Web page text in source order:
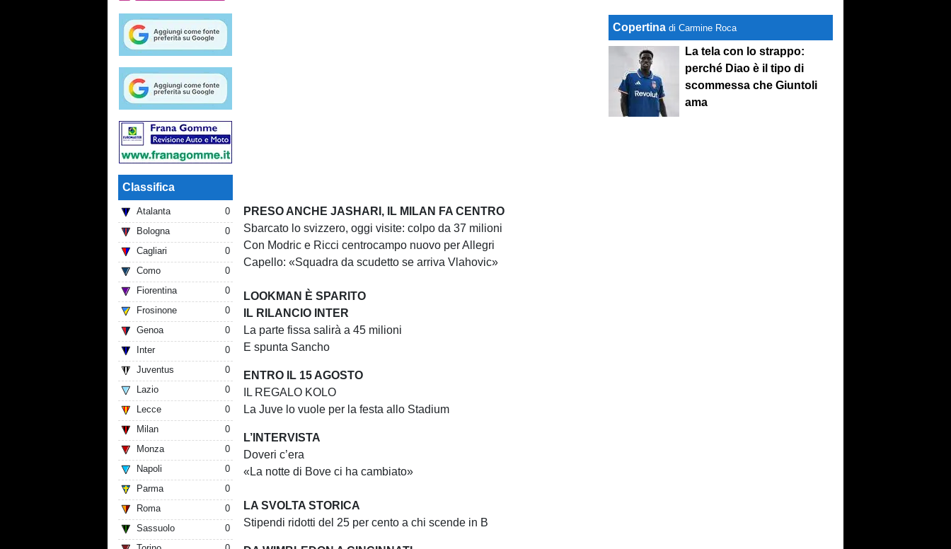
Classifica
Atalanta
0
Bologna
0
Cagliari
0
Como
0
Fiorentina
0
Frosinone
0
Genoa
0
Inter
0
Juventus
0
Lazio
0
Lecce
0
Milan
0
Monza
0
Napoli
0
Parma
0
Roma
0
Sassuolo
0
PRESO ANCHE JASHARI, IL MILAN FA CENTRO
Sbarcato lo svizzero, oggi visite: colpo da 37 milioni
Con Modric e Ricci centrocampo nuovo per Allegri
Capello: «Squadra da scudetto se arriva Vlahovic»
LOOKMAN È SPARITO
IL RILANCIO INTER
La parte fissa salirà a 45 milioni
E spunta Sancho
ENTRO IL 15 AGOSTO
IL REGALO KOLO
La Juve lo vuole per la festa allo Stadium
L’INTERVISTA
Doveri c’era
«La notte di Bove ci ha cambiato»
LA SVOLTA STORICA
Stipendi ridotti del 25 per cento a chi scende in B
Copertina di Carmine Roca
La tela con lo strappo:
perché Diao è il tipo di
scommessa che Giuntoli
ama